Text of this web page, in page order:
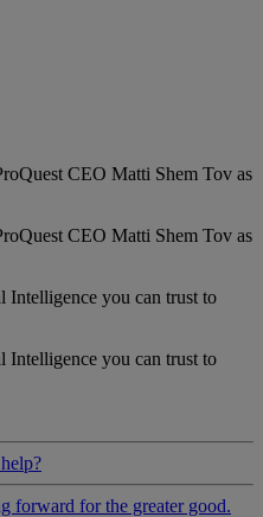
CEO Matti Shem Tov as
CEO Matti Shem Tov as
you can trust to
you can trust to
forward for the greater good.